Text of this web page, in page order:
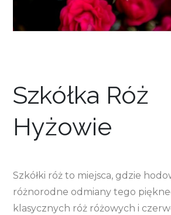
Szkółka Róż
Hyżowie
Szkółki róż to miejsca, gdzie
różnorodne odmiany tego
klasycznych róż różowych i